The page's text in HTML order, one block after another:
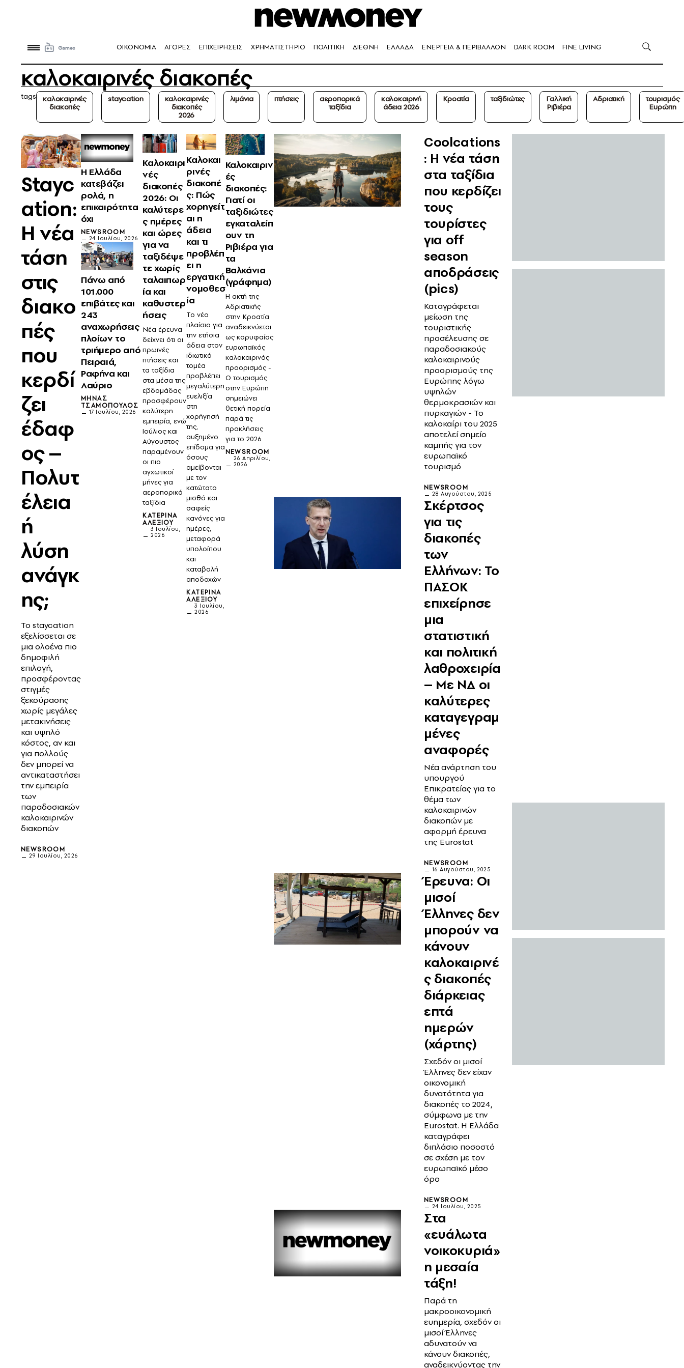
OIKONOMIA ΑΓΟΡΕΣ ΕΠΙΧΕΙΡΗΣΕΙΣ ΧΡΗΜΑΤΙΣΤΗΡΙΟ ΠΟΛΙΤΙΚΗ ΔΙΕΘΝΗ ΕΛΛΑΔΑ ΕΝΕΡΓΕΙΑ & ΠΕΡΙΒΑΛΛΟΝ DARK ROOM FINE LIVING
καλοκαιρινές διακοπές
tags
καλοκαιρινές
διακοπές
staycation
καλοκαιρινές
διακοπές
2026
λιμάνια πτήσεις
αεροπορικά
ταξίδια
καλοκαιρινή
άδεια 2026
Κροατία ταξιδιώτες
Γαλλική
Ριβιέρα
Αδριατική
τουρισμός
Ευρώπη
Stayc
ation:
Η νέα
τάση
στις
διακο
πές
που
κερδί
ζει
έδαφ
ος –
Πολυτ
έλεια
ή
λύση
ανάγκ
ης;
Το staycation
εξελίσσεται σε
μια ολοένα πιο
δημοφιλή
επιλογή,
προσφέροντας
στιγμές
ξεκούρασης
χωρίς μεγάλες
μετακινήσεις
και υψηλό
κόστος, αν και
για πολλούς
δεν μπορεί να
αντικαταστήσει
την εμπειρία
των
παραδοσιακών
καλοκαιρινών
διακοπών
NEWSROOM
29 Ιουλίου, 2026
Η Ελλάδα
κατεβάζει
ρολά, η
επικαιρότητα
όχι
NEWSROOM
24 Ιουλίου, 2026
Πάνω από
101.000
επιβάτες και
243
αναχωρήσεις
πλοίων το
τριήμερο από
Πειραιά,
Ραφήνα και
Λαύριο
ΜΗΝΆΣ
ΤΣΑΜΌΠΟΥΛΟΣ
17 Ιουλίου, 2026
Καλοκαιρι
νές
διακοπές
2026: Οι
καλύτερε
ς ημέρες
και ώρες
για να
ταξιδέψε
τε χωρίς
ταλαιπωρ
ία και
καθυστερ
ήσεις
Νέα έρευνα
δείχνει ότι οι
πρωινές
πτήσεις και
τα ταξίδια
στα μέσα της
εβδομάδας
προσφέρουν
καλύτερη
εμπειρία, ενώ
Ιούλιος και
Αύγουστος
παραμένουν
οι πιο
αγχωτικοί
μήνες για
αεροπορικά
ταξίδια
ΚΑΤΕΡΊΝΑ
ΑΛΕΞΊΟΥ
3 Ιουλίου,
2026
Καλοκαι
ρινές
διακοπέ
ς: Πώς
χορηγείτ
αι η
άδεια
και τι
προβλέπ
ει η
εργατική
νομοθεσ
ία
Το νέο
πλαίσιο για
την ετήσια
άδεια στον
ιδιωτικό
τομέα
προβλέπει
μεγαλύτερη
ευελιξία
στη
χορήγησή
της,
αυξημένο
επίδομα για
όσους
αμείβονται
με τον
κατώτατο
μισθό και
σαφείς
κανόνες για
ημέρες,
μεταφορά
υπολοίπου
και
καταβολή
αποδοχών
ΚΑΤΕΡΊΝΑ
ΑΛΕΞΊΟΥ
3 Ιουλίου,
2026
Καλοκαιριν
ές
διακοπές:
Γιατί οι
ταξιδιώτες
εγκαταλείπ
ουν τη
Ριβιέρα για
τα
Βαλκάνια
(γράφημα)
Η ακτή της
Αδριατικής
στην Κροατία
αναδεικνύεται
ως κορυφαίος
ευρωπαϊκός
καλοκαιρινός
προορισμός -
Ο τουρισμός
στην Ευρώπη
σημειώνει
θετική πορεία
παρά τις
προκλήσεις
για το 2026
NEWSROOM
26 Απριλίου,
2026
Coolcations
: Η νέα τάση
στα ταξίδια
που κερδίζει
τους
τουρίστες
για off
season
αποδράσεις
(pics)
Καταγράφεται
μείωση της
τουριστικής
προσέλευσης σε
παραδοσιακούς
καλοκαιρινούς
προορισμούς της
Ευρώπης λόγω
υψηλών
θερμοκρασιών και
πυρκαγιών - Το
καλοκαίρι του 2025
αποτελεί σημείο
καμπής για τον
ευρωπαϊκό
τουρισμό
NEWSROOM
28 Αυγούστου, 2025
Σκέρτσος
για τις
διακοπές
των
Ελλήνων: Το
ΠΑΣΟΚ
επιχείρησε
μια
στατιστική
και πολιτική
λαθροχειρία
– Με ΝΔ οι
καλύτερες
καταγεγραμ
μένες
αναφορές
Νέα ανάρτηση του
υπουργού
Επικρατείας για το
θέμα των
καλοκαιρινών
διακοπών με
αφορμή έρευνα
της Eurostat
NEWSROOM
16 Αυγούστου, 2025
Έρευνα: Οι
μισοί
Έλληνες δεν
μπορούν να
κάνουν
καλοκαιρινέ
ς διακοπές
διάρκειας
επτά
ημερών
(χάρτης)
Σχεδόν οι μισοί
Έλληνες δεν είχαν
οικονομική
δυνατότητα για
διακοπές το 2024,
σύμφωνα με την
Eurostat. Η Ελλάδα
καταγράφει
διπλάσιο ποσοστό
σε σχέση με τον
ευρωπαϊκό μέσο
όρο
NEWSROOM
24 Ιουλίου, 2025
Στα
«ευάλωτα
νοικοκυριά»
η μεσαία
τάξη!
Παρά τη
μακροοικονομική
ευημερία, σχεδόν οι
μισοί Έλληνες
αδυνατούν να
κάνουν διακοπές,
αναδεικνύοντας την